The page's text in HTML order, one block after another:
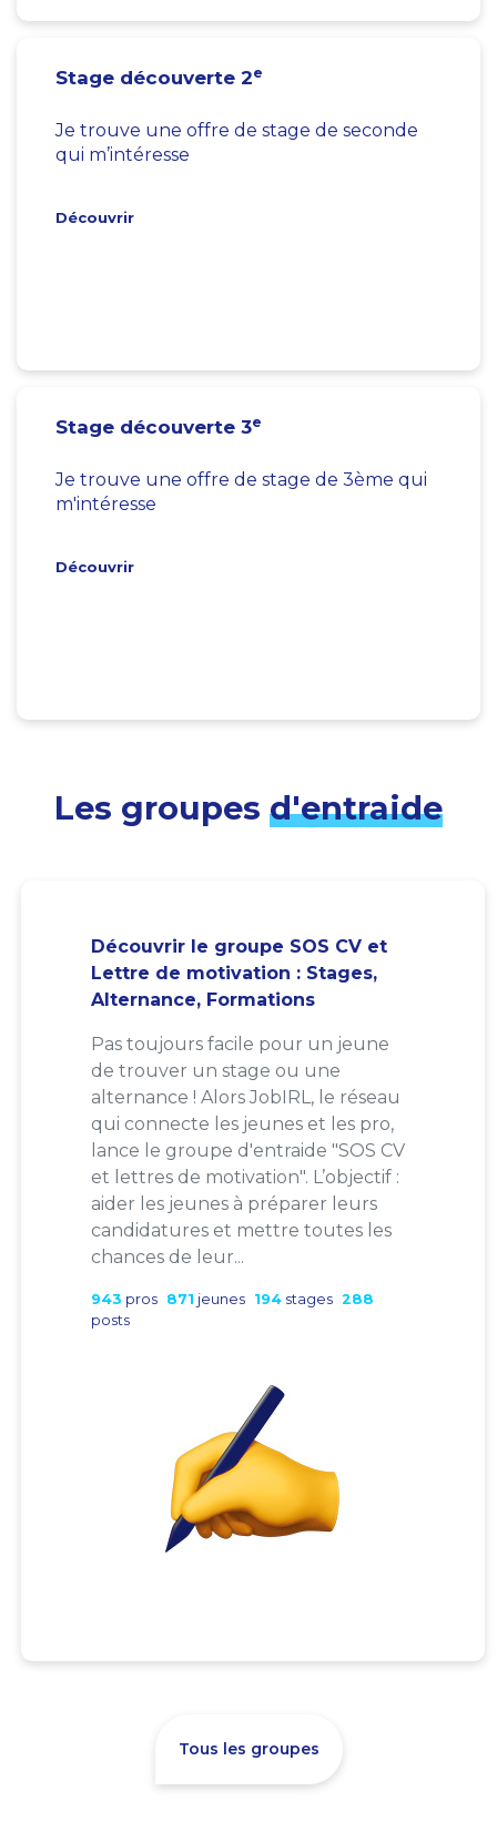
Stage découverte 2e
Je trouve une offre de stage de seconde
qui m’intéresse
Découvrir
Stage découverte 3e
Je trouve une offre de stage de 3ème qui
m'intéresse
Découvrir
Les groupes d'entraide
Découvrir le groupe SOS CV et
Lettre de motivation : Stages,
Alternance, Formations
Pas toujours facile pour un jeune
de trouver un stage ou une
alternance ! Alors JobIRL, le réseau
qui connecte les jeunes et les pro,
lance le groupe d'entraide "SOS CV
et lettres de motivation". L’objectif :
aider les jeunes à préparer leurs
candidatures et mettre toutes les
chances de leur...
943 pros 871 jeunes 194 stages 288
posts
Tous les groupes